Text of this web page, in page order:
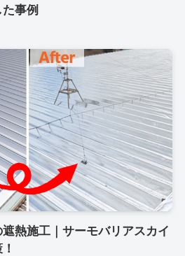
事例
熱施工｜サーモバリアスカイ